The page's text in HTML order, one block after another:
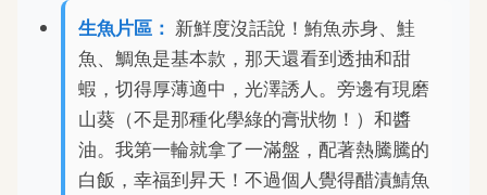
生魚片區： 新鮮度沒話說！鮪魚赤身、鮭
魚、鯛魚是基本款，那天還看到透抽和甜
蝦，切得厚薄適中，光澤誘人。旁邊有現磨
山葵（不是那種化學綠的膏狀物！）和醬
油。我第一輪就拿了一滿盤，配著熱騰騰的
白飯，幸福到昇天！不過個人覺得醋漬鯖魚